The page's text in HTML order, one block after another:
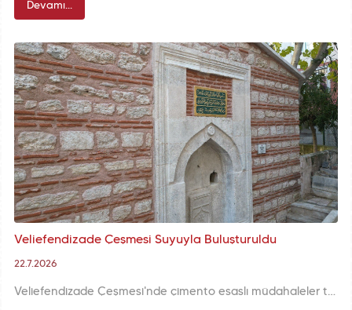
Devamı...
Veliefendizade Çeşmesi Suyuyla Buluşturuldu
22.7.2026
Veliefendizade Çeşmesi'nde çimento esaslı müdahaleler temizlendi ve özgün yapıya uygun onarımlar yapıldı. Kurna ve süslemeler ortaya çıkarıldı, eksik parçalar mermerden yenilendi. Çatı orijinal malzeme ile kaplandı ve kitabesindeki süslemeler restore edildi.